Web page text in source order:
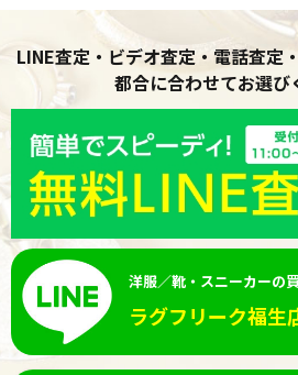
LINE査定・ビデオ査定・電話査定
都合に合わせてお選び
洋服／靴・スニーカーの
ラグフリーク福生